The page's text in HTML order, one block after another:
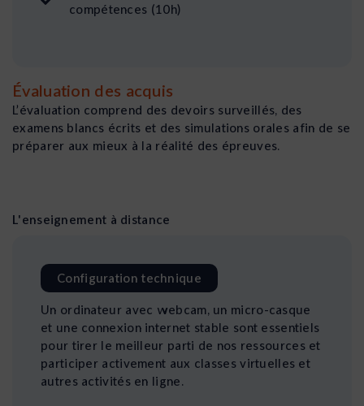
compétences (10h)
Évaluation des acquis
L’évaluation comprend des devoirs surveillés, des
examens blancs écrits et des simulations orales afin de se
préparer aux mieux à la réalité des épreuves.
L'enseignement à distance
Configuration technique
Un ordinateur avec webcam, un micro-casque
et une connexion internet stable sont essentiels
pour tirer le meilleur parti de nos ressources et
participer activement aux classes virtuelles et
autres activités en ligne.